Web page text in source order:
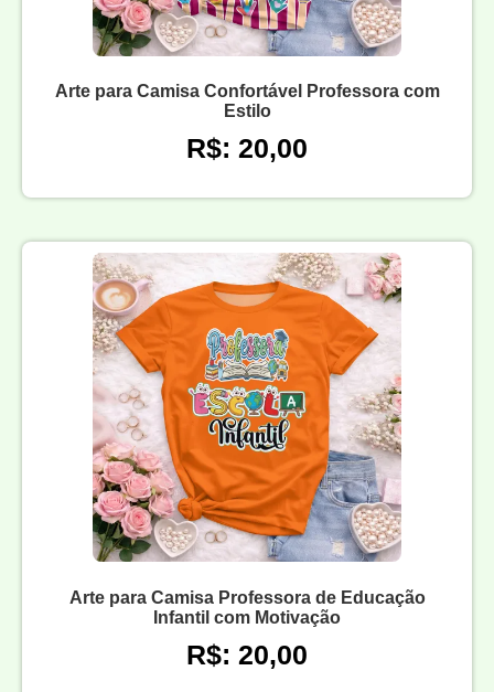
Arte para Camisa Confortável Professora com
Estilo
R$: 20,00
Arte para Camisa Professora de Educação
Infantil com Motivação
R$: 20,00